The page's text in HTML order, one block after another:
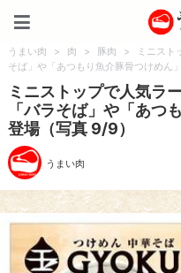
うまい肉 > 肉 > 豚肉 >
ミニスト
そば」や「あつもり魚介豚骨つけめん
ミニストップで人気ラ
「バラそば」や「あつ
登場（写真 9/9）
うまい肉